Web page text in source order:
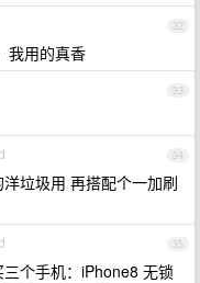
32
我用的真香
33
34
垃圾用 再搭配个一加刷
35
个手机：iPhone8 无锁